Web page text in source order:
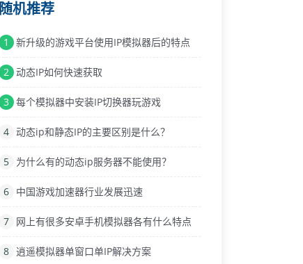
随机推荐
1 新升级的游戏平台使用IP模拟器后的特点
2 动态IP如何快速获取
3 每个模拟器中安装IP切换器玩游戏
4 动态ip和静态IP的主要区别是什么？
5 为什么有的动态ip服务器不能使用？
6 中国游戏加速器行业发展迅速
7 网上有很多安卓手机模拟器各有什么特点
8 逍遥模拟器单窗口单IP解决方案